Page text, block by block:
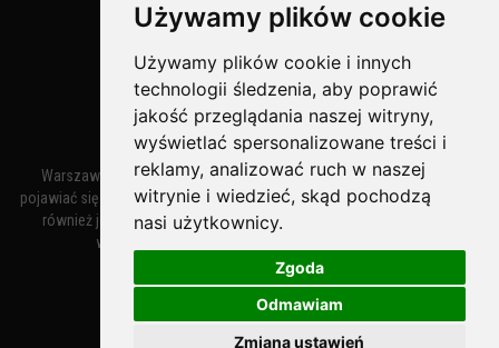
Używamy plików cookie
Używamy plików cookie i innych
technologii śledzenia, aby poprawić
jakość przeglądania naszej witryny,
wyświetlać spersonalizowane treści i
reklamy, analizować ruch w naszej
witrynie i wiedzieć, skąd pochodzą
nasi użytkownicy.
Zgoda
Odmawiam
Zmiana ustawień
Bezpieczne Płatności obsługuje:
Warszawa – miasto stołeczne Warszawa. Nazwa miasta zaczęła
pojawiać się w dokumentach w XIV wieku jako Warszewa, a od XV wieku
również jako Warszowa. Zmiana nazwy na Warszawa w XV wieku
wynikała z mazowieckiej wymowy dialektycznej.